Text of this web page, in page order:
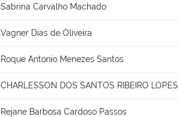
Sabrina Carvalho Machado
Vagner Dias de Oliveira
Roque Antonio Menezes Santos
CHARLESSON DOS SANTOS RIBEIRO LOPES
Rejane Barbosa Cardoso Passos